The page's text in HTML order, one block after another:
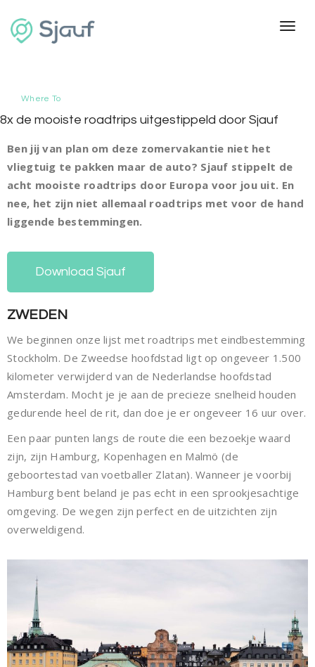
Where To
8x de mooiste roadtrips uitgestippeld door Sjauf
Ben jij van plan om deze zomervakantie niet het
vliegtuig te pakken maar de auto? Sjauf stippelt de
acht mooiste roadtrips door Europa voor jou uit. En
nee, het zijn niet allemaal roadtrips met voor de hand
liggende bestemmingen.
Download Sjauf
ZWEDEN
We beginnen onze lijst met roadtrips met eindbestemming
Stockholm. De Zweedse hoofdstad ligt op ongeveer 1.500
kilometer verwijderd van de Nederlandse hoofdstad
Amsterdam. Mocht je je aan de precieze snelheid houden
gedurende heel de rit, dan doe je er ongeveer 16 uur over.
Een paar punten langs de route die een bezoekje waard
zijn, zijn Hamburg, Kopenhagen en Malmö (de
geboortestad van voetballer Zlatan). Wanneer je voorbij
Hamburg bent beland je pas echt in een sprookjesachtige
omgeving. De wegen zijn perfect en de uitzichten zijn
overweldigend.